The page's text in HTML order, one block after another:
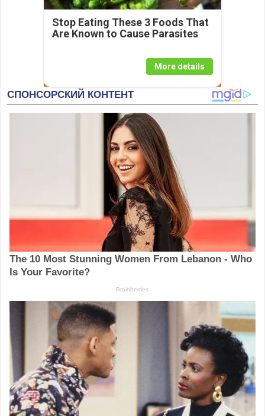
Stop Eating These 3 Foods That
Are Known to Cause Parasites
More details